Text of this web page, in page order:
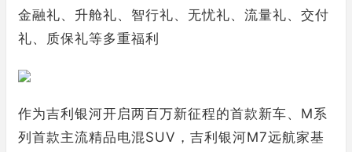
金融礼、升舱礼、智行礼、无忧礼、流量礼、交付
礼、质保礼等多重福利
作为吉利银河开启两百万新征程的首款新车、M系
列首款主流精品电混SUV，吉利银河M7远航家基